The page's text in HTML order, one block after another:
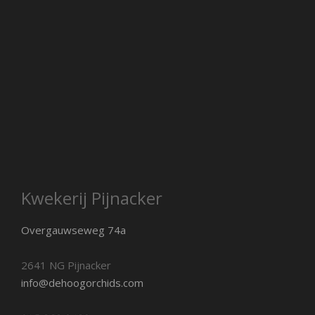
Kwekerij Pijnacker
Overgauwseweg 74a
2641 NG Pijnacker
info@dehoogorchids.com